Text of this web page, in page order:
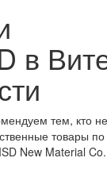
в
тем, кто
товары
New Material